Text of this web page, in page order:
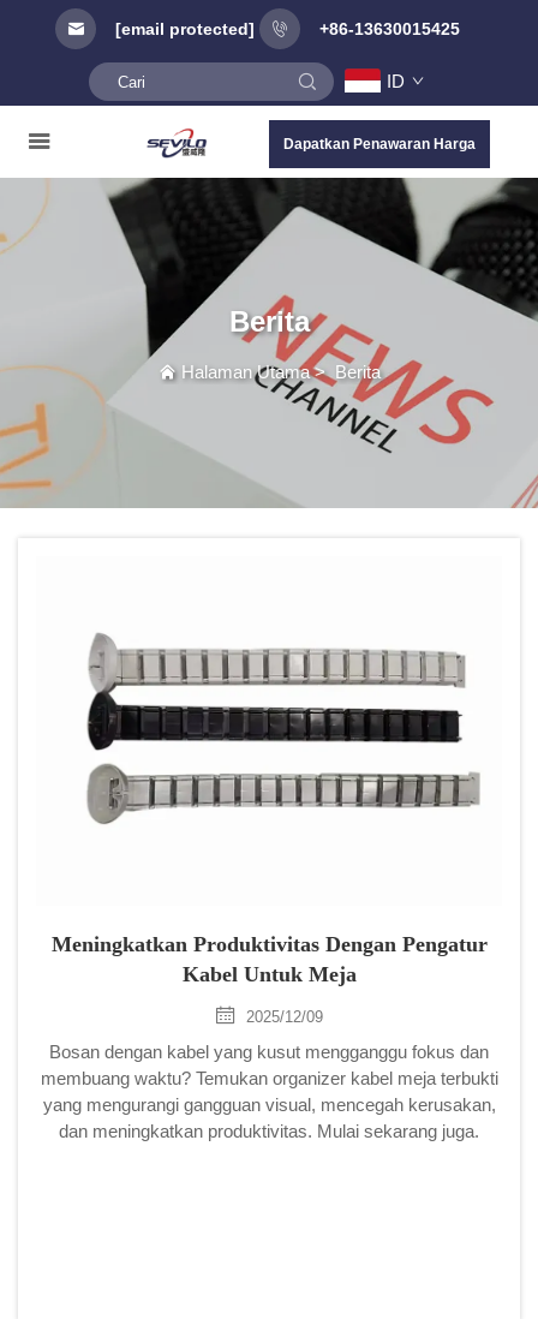
[email protected] +86-13630015425
ID
Dapatkan Penawaran Harga
Berita
Halaman Utama> Berita
Meningkatkan Produktivitas Dengan Pengatur
Kabel Untuk Meja
2025/12/09
Bosan dengan kabel yang kusut mengganggu fokus dan
membuang waktu? Temukan organizer kabel meja terbukti
yang mengurangi gangguan visual, mencegah kerusakan,
dan meningkatkan produktivitas. Mulai sekarang juga.